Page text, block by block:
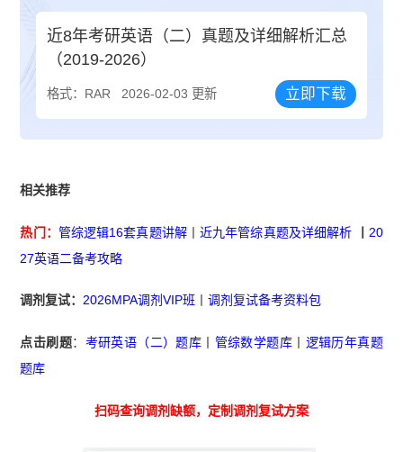
近8年考研英语（二）真题及详细解析汇总
（2019-2026）
格式：RAR 2026-02-03 更新 立即下载
相关推荐
热门： 管综逻辑16套真题讲解丨近九年管综真题及详细解析 丨 20
27英语二备考攻略
调剂复试：2026MPA调剂VIP班 丨调剂复试备考资料包
点击刷题： 考研英语（二）题库 管综数学题库
逻辑历年真题
题库
扫码查询调剂缺额，定制调剂复试方案